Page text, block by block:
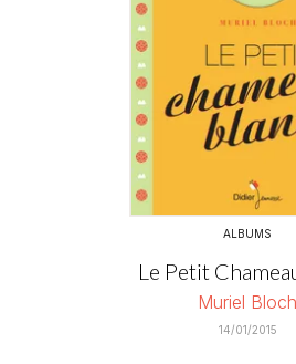
ALBUMS
Le Petit
Muriel Bloch
14/01/2015